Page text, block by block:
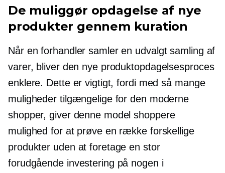
De muliggør opdagelse af nye
produkter gennem kuration
Når en forhandler samler en udvalgt samling af
varer, bliver den nye produktopdagelsesproces
enklere. Dette er vigtigt, fordi med så mange
muligheder tilgængelige for den moderne
shopper, giver denne model shoppere
mulighed for at prøve en række forskellige
produkter uden at foretage en stor
forudgående investering på nogen i